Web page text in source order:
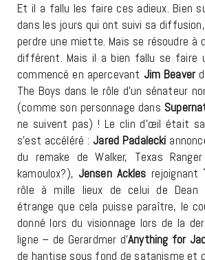
Et il a fallu les faire ces adieux. Bien
dans les jours qui ont suivi sa
perdre une miette. Mais se résoudre à
différent. Mais il a bien fallu se faire
commencé en apercevant Jim Beaver
The Boys dans le rôle d’un sénateur
(comme son personnage dans
ne suivent pas) ! Le clin d’œil était
s’est accéléré : Jared Padalecki
du remake de Walker, Texas
kamoulox?), Jensen Ackles rejoignant
rôle à mille lieux de celui de Dean
étrange que cela puisse paraître, le
donné lors du visionnage lors de la
ligne – de Gerardmer d’Anything for
de hantise sous fond de satanisme et